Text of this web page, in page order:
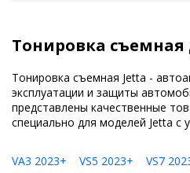
Тонировка съемная
Тонировка съемная Jetta -
эксплуатации и защиты
представлены качественные
специально для моделей Jetta с
VA3 2023+ VS5 2023+ VS7